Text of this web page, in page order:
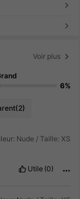
Voir plus
6%
(2)
Nude / Taille: XS
Utile (0)